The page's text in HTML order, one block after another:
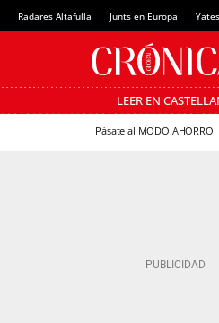
Radares Altafulla Junts en Europa
LEER EN
Pásate al MODO AHORRO